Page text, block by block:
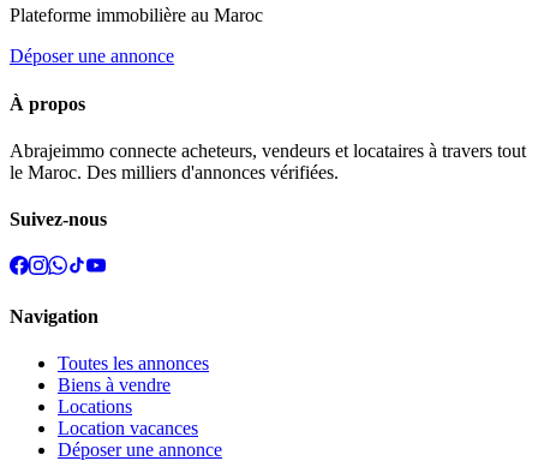
Plateforme immobilière au Maroc
Déposer une annonce
À propos
Abrajeimmo connecte acheteurs, vendeurs et locataires à travers tout
le Maroc. Des milliers d'annonces vérifiées.
Suivez-nous
Navigation
Toutes les annonces
Biens à vendre
Locations
Location vacances
Déposer une annonce